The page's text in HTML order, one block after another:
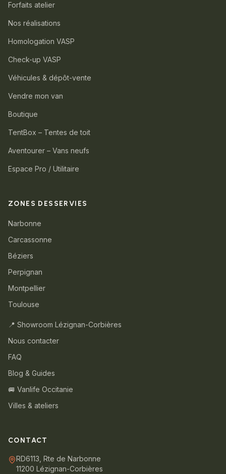
Forfaits atelier
Nos réalisations
Homologation VASP
Check-up VASP
Véhicules & dépôt-vente
Vendre mon van
Boutique
TentBox – Tentes de toit
Aventourer – Vans neufs
Espace Pro / Utilitaire
ZONES DESSERVIES
Narbonne
Carcassonne
Béziers
Perpignan
Montpellier
Toulouse
📍 Showroom Lézignan-Corbières
Nous contacter
FAQ
Blog & Guides
🚐 Vanlife Occitanie
Villes & ateliers
CONTACT
RD6113, Rte de Narbonne
11200 Lézignan-Corbières